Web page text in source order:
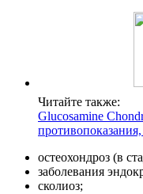
Читайте также:
Glucosamine
остеохондроз (в
заболевания
сколиоз;